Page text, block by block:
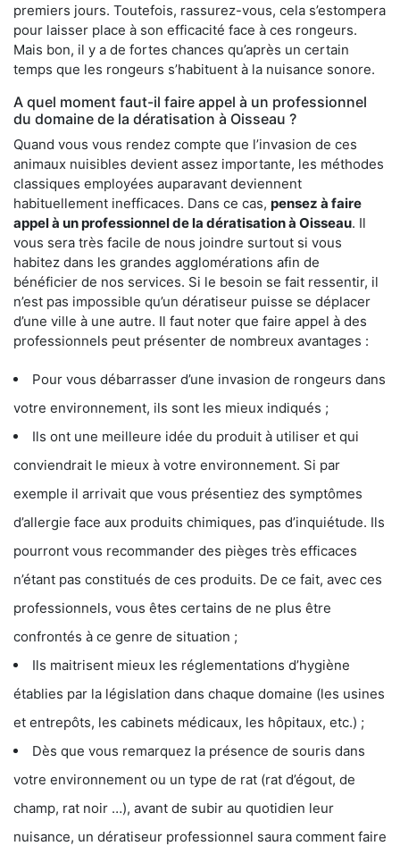
premiers jours. Toutefois, rassurez-vous, cela s’estompera
pour laisser place à son efficacité face à ces rongeurs.
Mais bon, il y a de fortes chances qu’après un certain
temps que les rongeurs s’habituent à la nuisance sonore.
A quel moment faut-il faire appel à un professionnel
du domaine de la dératisation à Oisseau ?
Quand vous vous rendez compte que l’invasion de ces
animaux nuisibles devient assez importante, les méthodes
classiques employées auparavant deviennent
habituellement inefficaces. Dans ce cas, pensez à faire
appel à un professionnel de la dératisation à Oisseau. Il
vous sera très facile de nous joindre surtout si vous
habitez dans les grandes agglomérations afin de
bénéficier de nos services. Si le besoin se fait ressentir, il
n’est pas impossible qu’un dératiseur puisse se déplacer
d’une ville à une autre. Il faut noter que faire appel à des
professionnels peut présenter de nombreux avantages :
Pour vous débarrasser d’une invasion de rongeurs dans
votre environnement, ils sont les mieux indiqués ;
Ils ont une meilleure idée du produit à utiliser et qui
conviendrait le mieux à votre environnement. Si par
exemple il arrivait que vous présentiez des symptômes
d’allergie face aux produits chimiques, pas d’inquiétude. Ils
pourront vous recommander des pièges très efficaces
n’étant pas constitués de ces produits. De ce fait, avec ces
professionnels, vous êtes certains de ne plus être
confrontés à ce genre de situation ;
Ils maitrisent mieux les réglementations d’hygiène
établies par la législation dans chaque domaine (les usines
et entrepôts, les cabinets médicaux, les hôpitaux, etc.) ;
Dès que vous remarquez la présence de souris dans
votre environnement ou un type de rat (rat d’égout, de
champ, rat noir …), avant de subir au quotidien leur
nuisance, un dératiseur professionnel saura comment faire